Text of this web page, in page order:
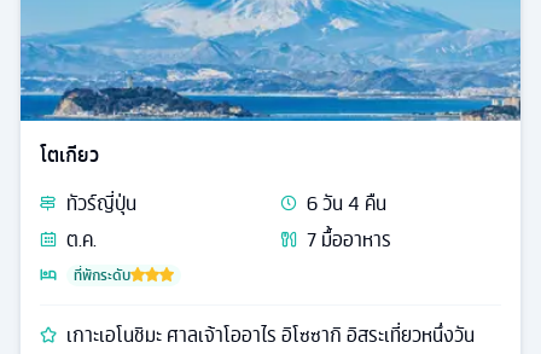
โตเกียว
ทัวร์ญี่ปุ่น 6วัน4 คืน
ต.ค.
7มื้ออาหาร
ที่พักระดับ
เกาะเอโนชิมะ ศาลเจ้าโออาไร อิโซซากิ อิสระเที่ยวหนึ่งวัน